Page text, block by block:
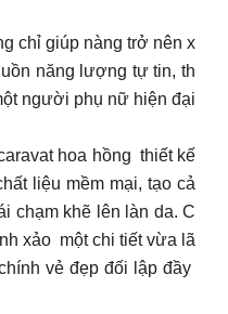
chỉ giúp nàng trở nên x
năng lượng tự tin, th
người phụ nữ hiện đại
hoa hồng thiết kế
liệu mềm mại, tạo cả
chạm khẽ lên làn da. C
xảo một chi tiết vừa lã
vẻ đẹp đối lập đầy